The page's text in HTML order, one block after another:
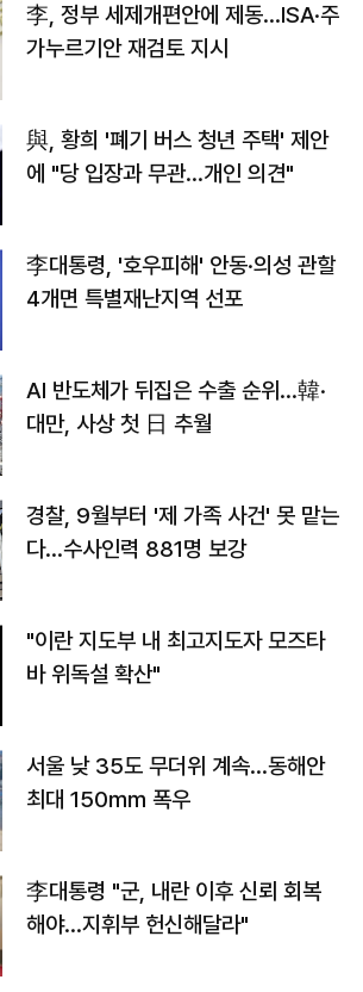
李, 정부 세제개편안에 제동…ISA·주
가누르기안 재검토 지시
與, 황희 '폐기 버스 청년 주택' 제안
에 "당 입장과 무관…개인 의견"
李대통령, '호우피해' 안동·의성 관할
4개면 특별재난지역 선포
AI 반도체가 뒤집은 수출 순위…韓·
대만, 사상 첫 日 추월
경찰, 9월부터 '제 가족 사건' 못 맡는
다…수사인력 881명 보강
"이란 지도부 내 최고지도자 모즈타
바 위독설 확산"
서울 낮 35도 무더위 계속…동해안
최대 150㎜ 폭우
李대통령 "군, 내란 이후 신뢰 회복
해야…지휘부 헌신해달라"